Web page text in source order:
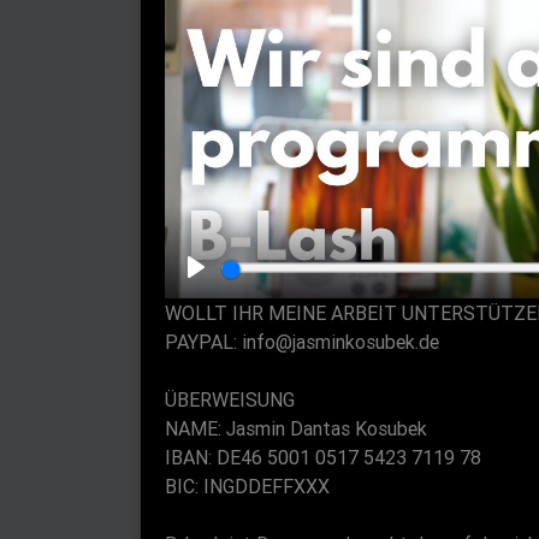
P
l
y
WOLLT IHR MEINE ARBEIT
PAYPAL: info@jasminkosubek.de
ÜBERWEISUNG
NAME: Jasmin Dantas Kosubek
IBAN: DE46 5001 0517 5423 7119 78
BIC: INGDDEFFXXX